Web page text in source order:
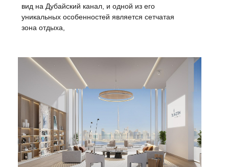
вид на Дубайский канал, и одной из его
уникальных особенностей является сетчатая
зона отдыха,